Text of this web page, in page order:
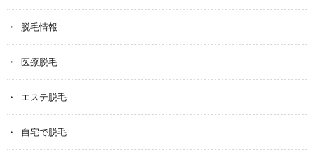
脱毛情報
医療脱毛
エステ脱毛
自宅で脱毛